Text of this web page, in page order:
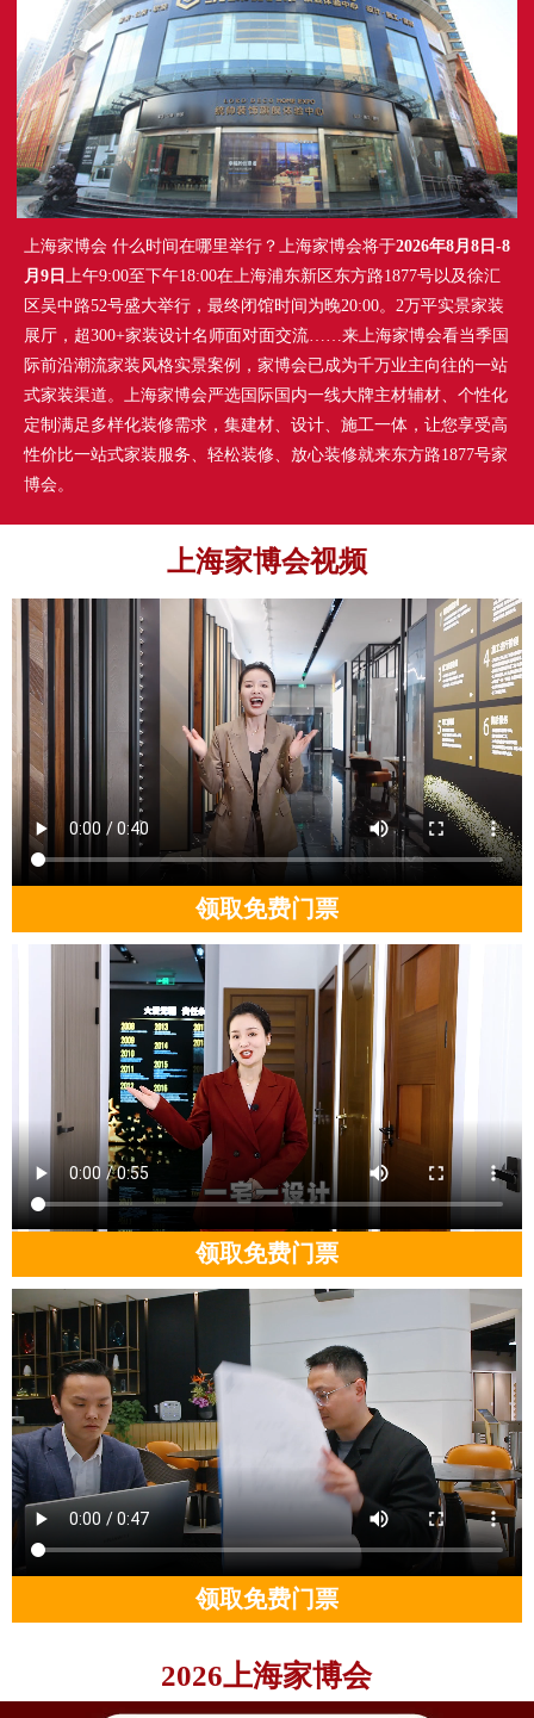
上海家博会 什么时间在哪里举行？上海家博会将于2026年8月8日-8
月9日
上午9:00至下午18:00在上海浦东新区东方路1877号以及徐汇
区吴中路52号盛大举行，最终闭馆时间为晚20:00。2万平实景家装
展厅，超300+家装设计名师面对面交流……来上海家博会看当季国
际前沿潮流家装风格实景案例，家博会已成为千万业主向往的一站
式家装渠道。上海家博会严选国际国内一线大牌主材辅材、个性化
定制满足多样化装修需求，集建材、设计、施工一体，让您享受高
性价比一站式家装服务、轻松装修、放心装修就来东方路1877号家
博会。
上海家博会视频
领取免费门票
领取免费门票
领取免费门票
2026上海家博会